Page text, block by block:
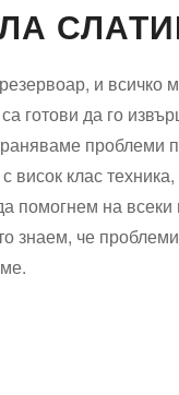
и всичко
готови да го
проблеми
клас техника,
помогнем на
знаем, че